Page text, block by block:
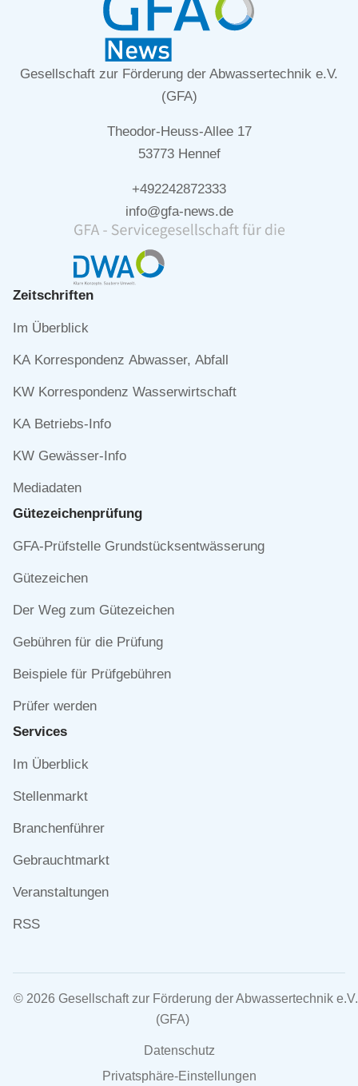
Gesellschaft zur Förderung der Abwassertechnik e.V.
(GFA)
Theodor-Heuss-Allee 17
53773 Hennef
+492242872333
info@gfa-news.de
Zeitschriften
Navigation
Im Überblick
KA Korrespondenz Abwasser, Abfall
KW Korrespondenz Wasserwirtschaft
KA Betriebs-Info
KW Gewässer-Info
Mediadaten
Gütezeichen­prüfung
Navigation
GFA-Prüfstelle Grundstücksentwässerung
Gütezeichen
Der Weg zum Gütezeichen
Gebühren für die Prüfung
Beispiele für Prüfgebühren
Prüfer werden
Services
Navigation
Im Überblick
Stellenmarkt
Branchenführer
Gebrauchtmarkt
Veranstaltungen
RSS
© 2026 Gesellschaft zur Förderung der Abwassertechnik e.V.
(GFA)
Navigation
überspringen
Datenschutz
Privatsphäre-Einstellungen